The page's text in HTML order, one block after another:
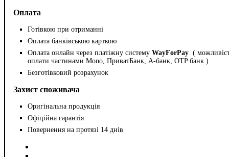
Оплата
Готівкою при отриманні
Оплата банківською карткою
Оплата онлайн через платіжну систему WayForPay (
оплати частинами Mono, ПриватБанк, А-банк, OTP банк )
Безготівковий розрахунок
Захист споживача
Оригінальна продукція
Офіційна гарантія
Повернення на протязі 14 днів